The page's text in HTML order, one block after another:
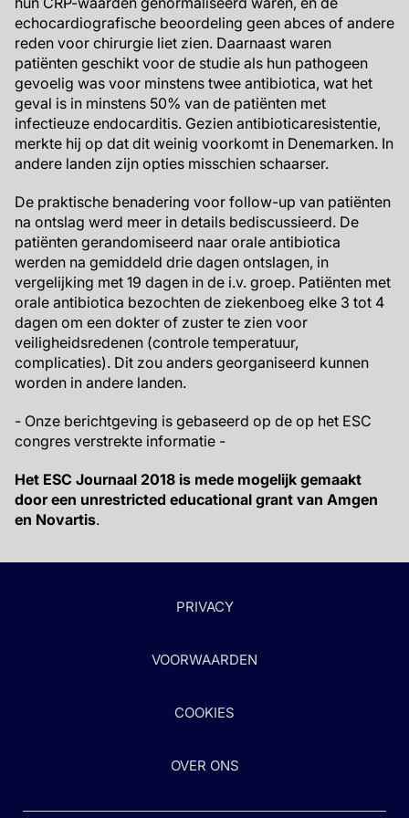
echocardiografische beoordeling geen abces of andere
reden voor chirurgie liet zien. Daarnaast waren
patiënten geschikt voor de studie als hun pathogeen
gevoelig was voor minstens twee antibiotica, wat het
geval is in minstens 50% van de patiënten met
infectieuze endocarditis. Gezien antibioticaresistentie,
merkte hij op dat dit weinig voorkomt in Denemarken. In
andere landen zijn opties misschien schaarser.
De praktische benadering voor follow-up van patiënten
na ontslag werd meer in details bediscussieerd. De
patiënten gerandomiseerd naar orale antibiotica
werden na gemiddeld drie dagen ontslagen, in
vergelijking met 19 dagen in de i.v. groep. Patiënten met
orale antibiotica bezochten de ziekenboeg elke 3 tot 4
dagen om een dokter of zuster te zien voor
veiligheidsredenen (controle temperatuur,
complicaties). Dit zou anders georganiseerd kunnen
worden in andere landen.
- Onze berichtgeving is gebaseerd op de op het ESC
congres verstrekte informatie -
Het ESC Journaal 2018 is mede mogelijk gemaakt
door een unrestricted educational grant van Amgen
en Novartis.
PRIVACY
VOORWAARDEN
COOKIES
OVER ONS